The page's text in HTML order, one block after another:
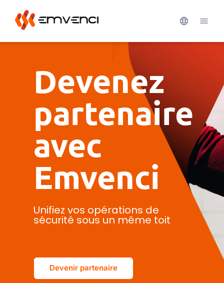
Devenez
partenaire
avec
Emvenci
Unifiez vos opérations de
sécurité sous un même toit
Devenir partenaire